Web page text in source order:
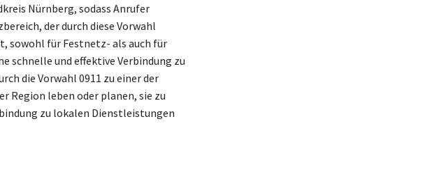
Nürnberg, sodass Anrufer
der durch diese Vorwahl
sowohl für Festnetz- als auch für
schnelle und effektive Verbindung zu
die Vorwahl 0911 zu einer der
Region leben oder planen, sie zu
zu lokalen Dienstleistungen